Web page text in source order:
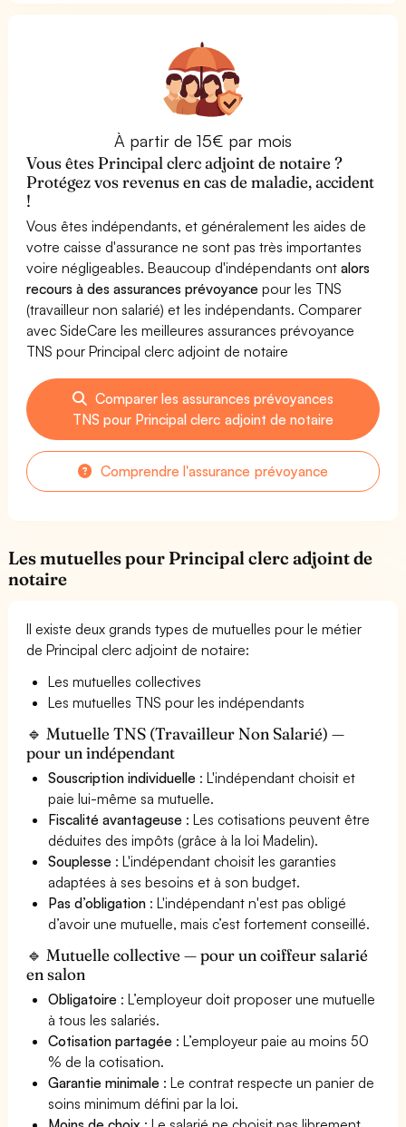
À partir de 15€ par mois
Vous êtes Principal clerc adjoint de notaire ?
Protégez vos revenus en cas de maladie, accident
!
Vous êtes indépendants, et généralement les aides de
votre caisse d'assurance ne sont pas très importantes
voire négligeables. Beaucoup d'indépendants ontalors
recours à des assurances prévoyance pour les TNS
(travailleur non salarié) et les indépendants. Comparer
avec SideCare les meilleures assurances prévoyance
TNS pour Principal clerc adjoint de notaire
Comparer les assurances prévoyances
TNS pour Principal clerc adjoint de notaire
Comprendre l'assurance prévoyance
Les mutuelles pour Principal clerc adjoint de
notaire
Il existe deux grands types de mutuelles pour le métier
de Principal clerc adjoint de notaire:
Les mutuelles collectives
Les mutuelles TNS pour les indépendants
🔹 Mutuelle TNS (Travailleur Non Salarié) —
pour un indépendant
Souscription individuelle : L'indépendant choisit et
paie lui-même sa mutuelle.
Fiscalité avantageuse : Les cotisations peuvent être
déduites des impôts (grâce à la loi Madelin).
Souplesse : L'indépendant choisit les garanties
adaptées à ses besoins et à son budget.
Pas d’obligation : L'indépendant n'est pas obligé
d’avoir une mutuelle, mais c’est fortement conseillé.
🔹 Mutuelle collective — pour un coiffeur salarié
en salon
Obligatoire : L’employeur doit proposer une mutuelle
à tous les salariés.
Cotisation partagée : L’employeur paie au moins 50
% de la cotisation.
Garantie minimale : Le contrat respecte un panier de
soins minimum défini par la loi.